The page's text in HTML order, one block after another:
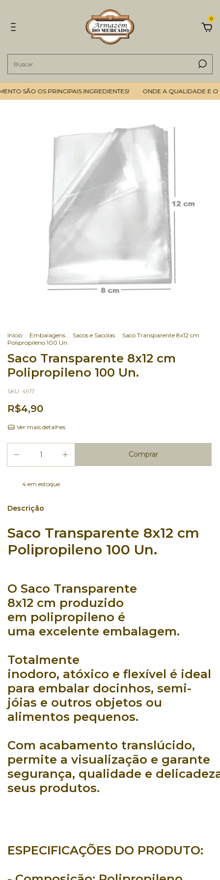
0
SÃO OS PRINCIPAIS INGREDIENTES! ONDE A QUALIDADE E O
Início . Embalagens . Sacos e Sacolas . Saco Transparente 8x12 cm
Polipropileno 100 Un.
Saco Transparente 8x12 cm
Polipropileno 100 Un.
SKU: 4917
R$4,90
Ver mais detalhes
4 em estoque
Descrição
Saco Transparente 8x12 cm
Polipropileno 100 Un.
O Saco Transparente
8x12 cm produzido
em polipropileno é
uma excelente embalagem.
Totalmente
inodoro, atóxico e flexível é ideal
para embalar docinhos, semi-
jóias e outros objetos ou
alimentos pequenos.
Com acabamento translúcido,
permite a visualização e garante
segurança, qualidade e
seus produtos.
ESPECIFICAÇÕES DO PRODUTO: